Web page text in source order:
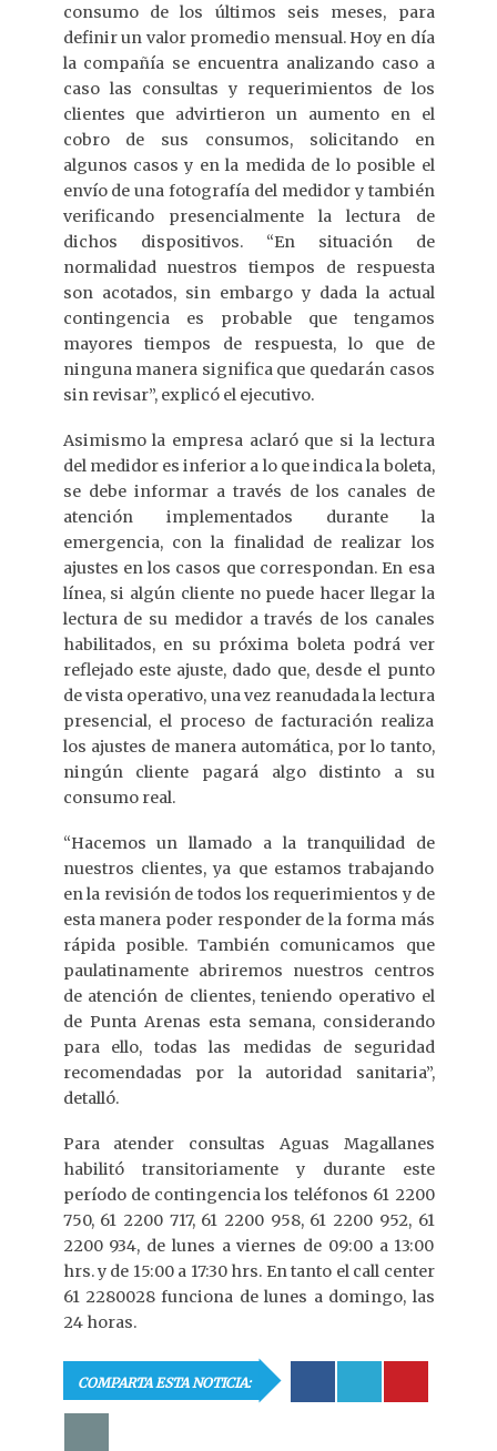
consumo de los últimos seis meses, para
definir un valor promedio mensual. Hoy en día
la compañía se encuentra analizando caso a
caso las consultas y requerimientos de los
clientes que advirtieron un aumento en el
cobro de sus consumos, solicitando en
algunos casos y en la medida de lo posible el
envío de una fotografía del medidor y también
verificando presencialmente la lectura de
dichos dispositivos. “En situación de
normalidad nuestros tiempos de respuesta
son acotados, sin embargo y dada la actual
contingencia es probable que tengamos
mayores tiempos de respuesta, lo que de
ninguna manera significa que quedarán casos
sin revisar”, explicó el ejecutivo.
Asimismo la empresa aclaró que si la lectura
del medidor es inferior a lo que indica la boleta,
se debe informar a través de los canales de
atención implementados durante la
emergencia, con la finalidad de realizar los
ajustes en los casos que correspondan. En esa
línea, si algún cliente no puede hacer llegar la
lectura de su medidor a través de los canales
habilitados, en su próxima boleta podrá ver
reflejado este ajuste, dado que, desde el punto
de vista operativo, una vez reanudada la lectura
presencial, el proceso de facturación realiza
los ajustes de manera automática, por lo tanto,
ningún cliente pagará algo distinto a su
consumo real.
“Hacemos un llamado a la tranquilidad de
nuestros clientes, ya que estamos trabajando
en la revisión de todos los requerimientos y de
esta manera poder responder de la forma más
rápida posible. También comunicamos que
paulatinamente abriremos nuestros centros
de atención de clientes, teniendo operativo el
de Punta Arenas esta semana, considerando
para ello, todas las medidas de seguridad
recomendadas por la autoridad sanitaria”,
detalló.
Para atender consultas Aguas Magallanes
habilitó transitoriamente y durante este
período de contingencia los teléfonos 61 2200
750, 61 2200 717, 61 2200 958, 61 2200 952, 61
2200 934, de lunes a viernes de 09:00 a 13:00
hrs. y de 15:00 a 17:30 hrs. En tanto el call center
61 2280028 funciona de lunes a domingo, las
24 horas.
COMPARTA ESTA NOTICIA: